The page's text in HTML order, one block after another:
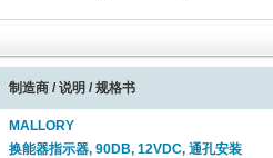
制造商 / 说明 / 规格书
MALLORY
换能器指示器, 90DB, 12VDC, 通孔安装